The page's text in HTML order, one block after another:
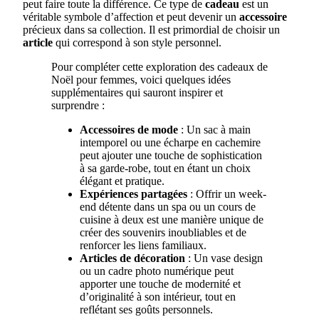
peut faire toute la différence. Ce type de cadeau est un
véritable symbole d’affection et peut devenir un accessoire
précieux dans sa collection. Il est primordial de choisir un
article qui correspond à son style personnel.
Pour compléter cette exploration des cadeaux de
Noël pour femmes, voici quelques idées
supplémentaires qui sauront inspirer et
surprendre :
Accessoires de mode : Un sac à main
intemporel ou une écharpe en cachemire
peut ajouter une touche de sophistication
à sa garde-robe, tout en étant un choix
élégant et pratique.
Expériences partagées : Offrir un week-
end détente dans un spa ou un cours de
cuisine à deux est une manière unique de
créer des souvenirs inoubliables et de
renforcer les liens familiaux.
Articles de décoration : Un vase design
ou un cadre photo numérique peut
apporter une touche de modernité et
d’originalité à son intérieur, tout en
reflétant ses goûts personnels.